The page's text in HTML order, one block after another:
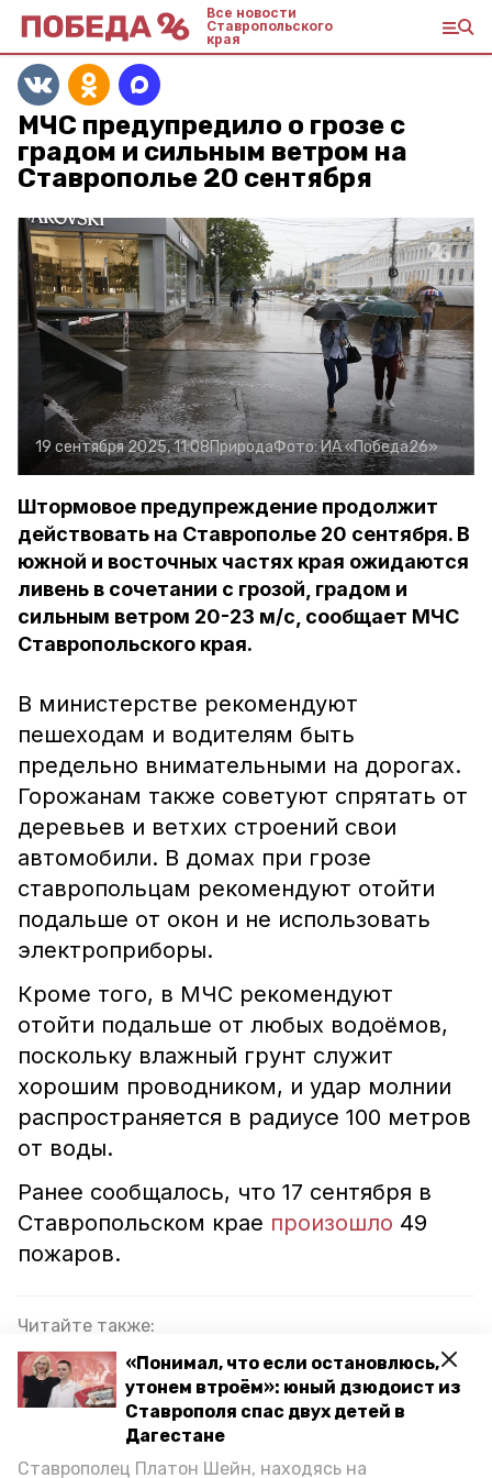
«Понимал, что если остановлюсь,
утонем втроём»: юный дзюдоист из
Ставрополя спас двух детей в
Дагестане
Ставрополец Платон Шейн, находясь на
Все новости
Ставропольского
края
МЧС предупредило о грозе с
градом и сильным ветром на
Ставрополье 20 сентября
19 сентября 2025, 11:08ПриродаФото:ИА «Победа26»
Штормовое предупреждение продолжит
действовать на Ставрополье 20 сентября. В
южной и восточных частях края ожидаются
ливень в сочетании с грозой, градом и
сильным ветром 20-23 м/с, сообщает МЧС
Ставропольского края.
В министерстве рекомендуют
пешеходам и водителям быть
предельно внимательными на дорогах.
Горожанам также советуют спрятать от
деревьев и ветхих строений свои
автомобили. В домах при грозе
ставропольцам рекомендуют отойти
подальше от окон и не использовать
электроприборы.
Кроме того, в МЧС рекомендуют
отойти подальше от любых водоёмов,
поскольку влажный грунт служит
хорошим проводником, и удар молнии
распространяется в радиусе 100 метров
от воды.
Ранее сообщалось, что 17 сентября в
Ставропольском крае произошло 49
пожаров.
Читайте также:
В КБР в аварии с микроавтобусом погибли два
человека, ещё восемь пострадали
50 пожаров и 11 ДТП случилось в